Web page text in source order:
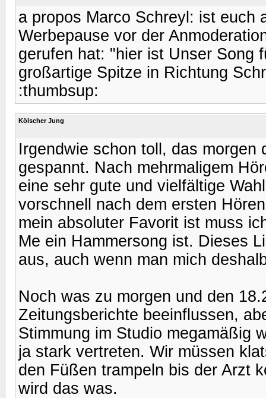
a propos Marco Schreyl: ist euch
Werbepause vor der
gerufen hat: "hier ist Unser Song
großartige Spitze in Richtung
:thumbsup:
Kölscher Jung
Irgendwie schon toll, das
gespannt. Nach mehrmaligem
eine sehr gute und vielfältige
vorschnell nach dem ersten
mein absoluter Favorit ist muss
Me ein Hammersong ist. Dieses
aus, auch wenn man mich
Noch was zu morgen und den
Zeitungsberichte beeinflussen,
Stimmung im Studio megamäßig
ja stark vertreten. Wir müssen
den Füßen trampeln bis der Arzt
wird das was.